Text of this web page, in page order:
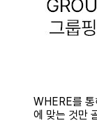
WHERE를 통
에 맞는 것만